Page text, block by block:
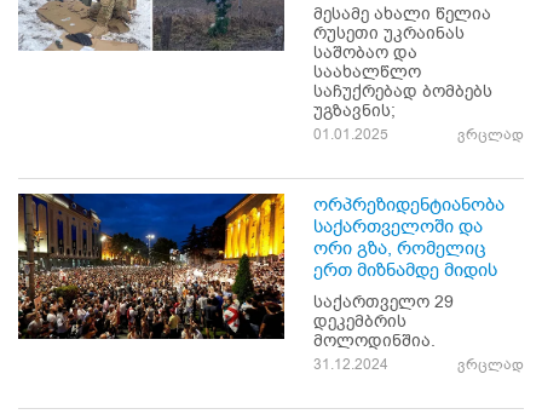
მესამე ახალი წელია
რუსეთი უკრაინას
საშობაო და
საახალწლო
საჩუქრებად ბომბებს
უგზავნის;
01.01.2025 ვრცლად
ორპრეზიდენტიანობა
საქართველოში და
ორი გზა, რომელიც
ერთ მიზნამდე მიდის
საქართველო 29
დეკემბრის
მოლოდინშია.
31.12.2024 ვრცლად